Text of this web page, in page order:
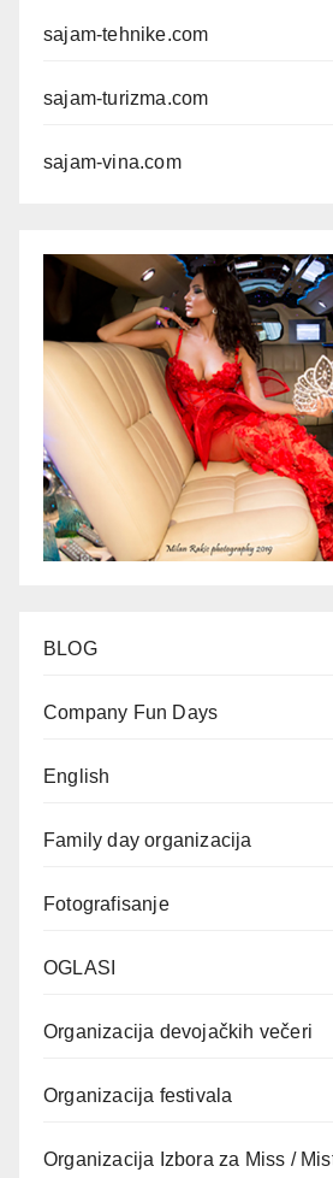
sajam-tehnike.com
sajam-turizma.com
sajam-vina.com
BLOG
Company Fun Days
English
Family day organizacija
Fotografisanje
OGLASI
Organizacija devojačkih večeri
Organizacija festivala
Organizacija Izbora za Miss /